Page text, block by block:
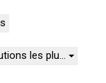
les plu…